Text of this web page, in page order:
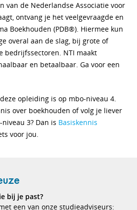
van de Nederlandse Associatie voor
ontvang je het veelgevraagde en
Boekhouden (PDB®). Hiermee kun
overal aan de slag, bij grote of
bedrijfssectoren. NTI maakt
en betaalbaar. Ga voor een
opleiding is op mbo-niveau 4.
over boekhouden of volg je liever
3? Dan is Basiskennis
voor jou.
bij je past?
een van onze studieadviseurs: